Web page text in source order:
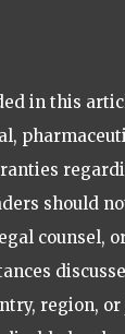
in this
should
counsel,
region,